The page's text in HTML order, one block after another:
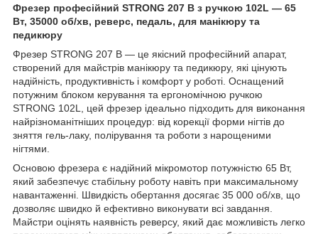
Фрезер професійний STRONG 207 B з ручкою 102L — 65
Вт, 35000 об/хв, реверс, педаль, для манікюру та
педикюру
Фрезер STRONG 207 B — це якісний професійний апарат,
створений для майстрів манікюру та педикюру, які цінують
надійність, продуктивність і комфорт у роботі. Оснащений
потужним блоком керування та ергономічною ручкою
STRONG 102L, цей фрезер ідеально підходить для виконання
найрізноманітніших процедур: від корекції форми нігтів до
зняття гель-лаку, полірування та роботи з нарощеними
нігтями.
Основою фрезера є надійний мікромотор потужністю 65 Вт,
який забезпечує стабільну роботу навіть при максимальному
навантаженні. Швидкість обертання досягає 35 000 об/хв, що
дозволяє швидко й ефективно виконувати всі завдання.
Майстри оцінять наявність реверсу, який дає можливість легко